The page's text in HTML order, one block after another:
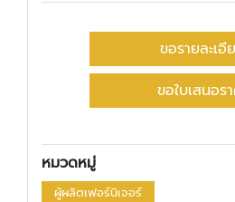
ขอรายละเอี
ขอใบเสนอร
หมวดหมู่
ผู้ผลิตเฟอร์นิเจอร์